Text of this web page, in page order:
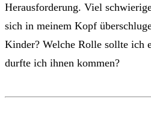
Herausforderung. Viel
sich in meinem Kopf
Kinder? Welche Rolle sollte ich
durfte ich ihnen kommen?